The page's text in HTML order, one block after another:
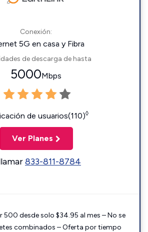
Conexión:
5G en casa y Fibra
de descarga de hasta
5000Mbps
de usuarios(110)◊
Ver Planes
833-811-8784
500 desde solo $34.95 al mes – No se
combinados – Oferta por tiempo